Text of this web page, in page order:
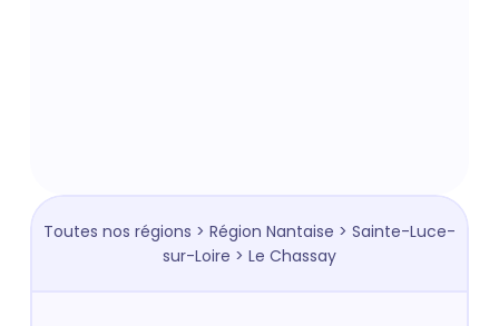
Toutes nos régions > Région Nantaise > Sainte-Luce-
sur-Loire > Le Chassay